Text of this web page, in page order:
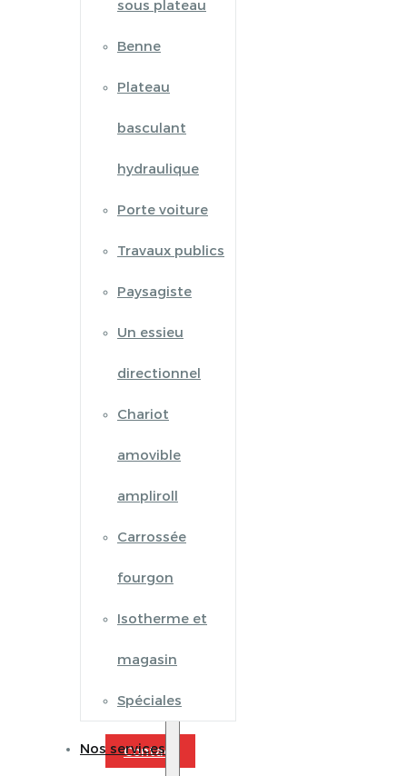
sous plateau
Benne
Plateau
basculant
hydraulique
Porte voiture
Travaux publics
Paysagiste
Un essieu
directionnel
Chariot
amovible
ampliroll
Carrossée
fourgon
Isotherme et
magasin
Spéciales
Nos services
Contact